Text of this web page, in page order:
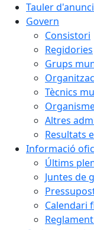
Tauler
Govern
Consistori
Regidories
Grups
Tècnics
Altres
Resultats
Informació
Últims
Juntes de
Calendari